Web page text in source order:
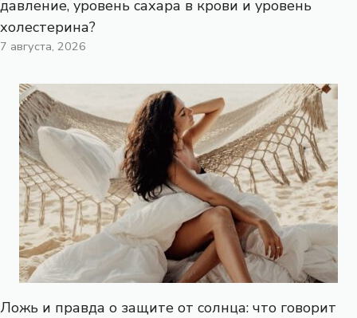
давление, уровень сахара в крови и уровень
холестерина?
7 августа, 2026
Ложь и правда о защите от солнца: что говорит